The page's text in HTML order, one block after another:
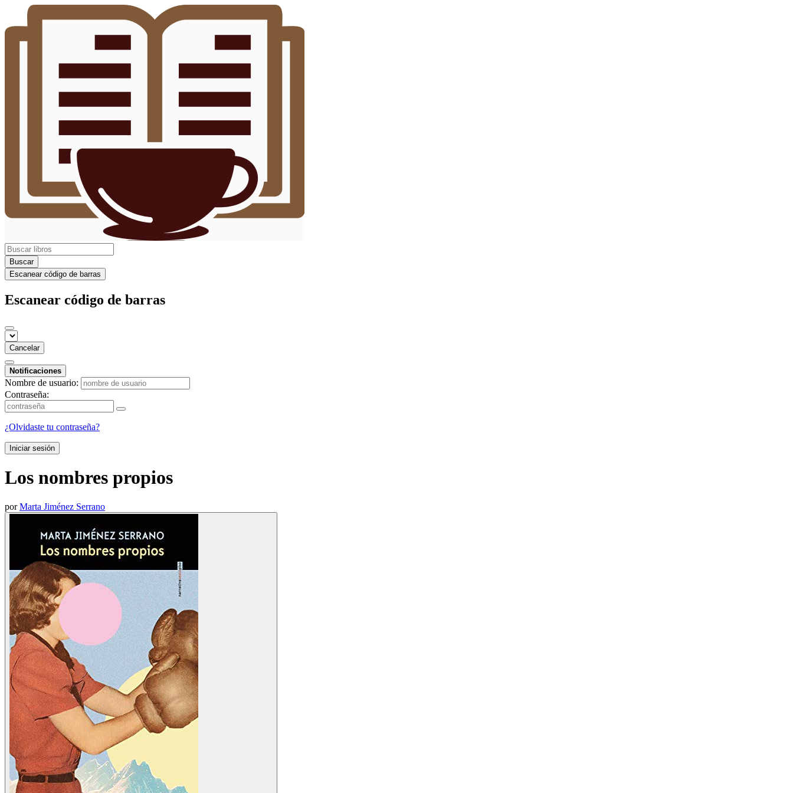
Buscar
Escanear código de barras
Escanear código de barras
Cancelar
Notificaciones
Nombre de usuario:
Contraseña:
¿Olvidaste tu contraseña?
Iniciar sesión
Los nombres propios
porMarta Jiménez Serrano